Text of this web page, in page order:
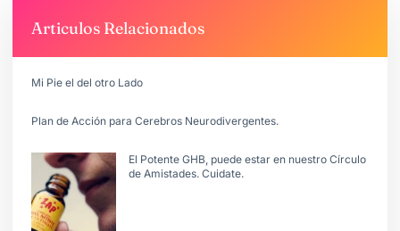
Articulos Relacionados
Mi Pie el del otro Lado
Plan de Acción para Cerebros Neurodivergentes.
El Potente GHB, puede estar en nuestro Círculo
de Amistades. Cuidate.